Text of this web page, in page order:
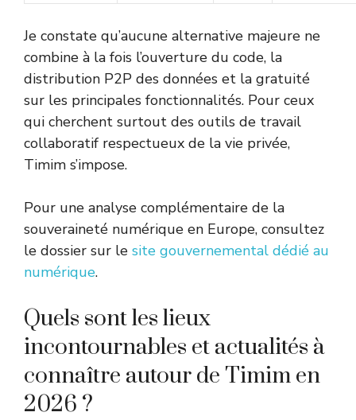
Je constate qu’aucune alternative majeure ne
combine à la fois l’ouverture du code, la
distribution P2P des données et la gratuité
sur les principales fonctionnalités. Pour ceux
qui cherchent surtout des outils de travail
collaboratif respectueux de la vie privée,
Timim s’impose.
Pour une analyse complémentaire de la
souveraineté numérique en Europe, consultez
le dossier sur le site gouvernemental dédié au
numérique.
Quels sont les lieux
incontournables et actualités à
connaître autour de Timim en
2026 ?